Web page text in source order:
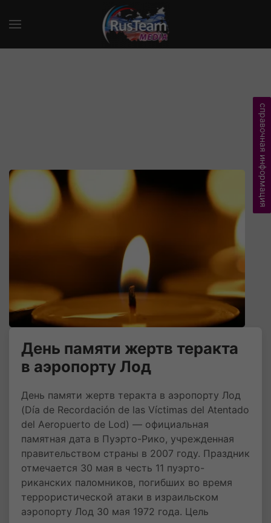
День памяти жертв теракта
в аэропорту Лод
День памяти жертв теракта в аэропорту Лод
(Día de Recordación de las Víctimas del Atentado
del Aeropuerto de Lod) — официальная
памятная дата в Пуэрто-Рико, учрежденная
правительством страны в 2007 году. Праздник
отмечается 30 мая в честь 11 пуэрто-
риканских паломников, погибших во время
террористической атаки в израильском
аэропорту Лод 30 мая 1972 года. Цель
справочная информация